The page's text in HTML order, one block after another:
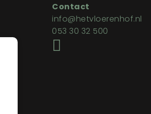
Contact
info@hetvloerenhof.nl
053 30 32 500